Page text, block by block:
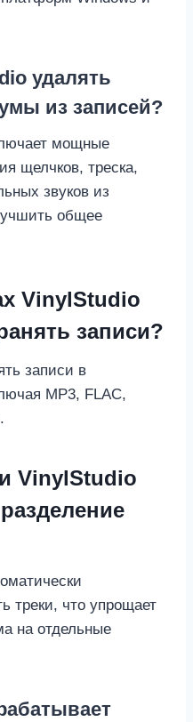
удалять
из записей?
мощные
щелчков, треска,
звуков из
общее
VinylStudio
записи?
записи в
MP3, FLAC,
VinylStudio
треки, что упрощает
на отдельные